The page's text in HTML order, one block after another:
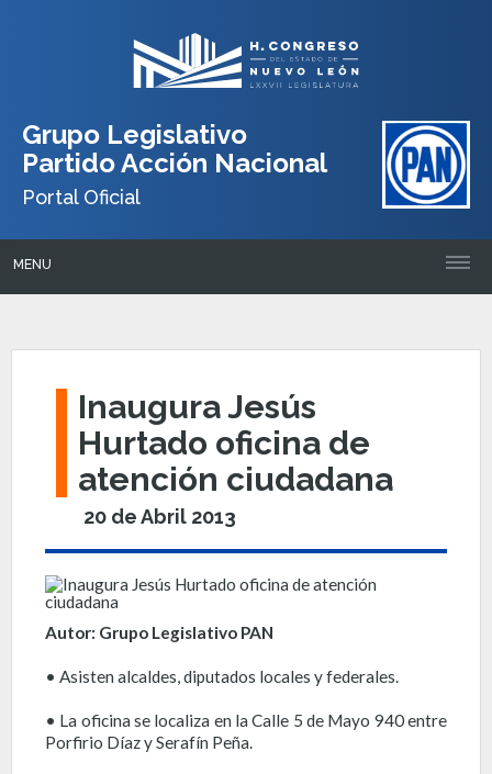
Grupo Legislativo
Partido Acción Nacional
Portal Oficial
MENU
Inaugura Jesús
Hurtado oficina de
atención ciudadana
20 de Abril 2013
Autor: Grupo Legislativo PAN
• Asisten alcaldes, diputados locales y federales.
• La oficina se localiza en la Calle 5 de Mayo 940 entre
Porfirio Díaz y Serafín Peña.